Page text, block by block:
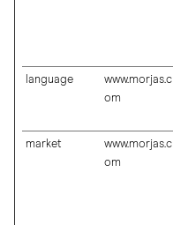
language
www.morjas.c
om
market
www.morjas.c
om